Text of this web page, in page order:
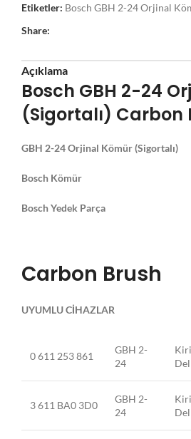
Etiketler: Bosch GBH 2-24 Orjinal
Share:
Açıklama
Bosch GBH 2-24
(Sigortalı) Carbon
GBH 2-24 Orjinal Kömür (Sigortalı)
Bosch Kömür
Bosch Yedek Parça
Carbon Brush
UYUMLU CİHAZLAR
0 611 253 861
GBH 2-
24
3 611 BA0 3D0
GBH 2-
24